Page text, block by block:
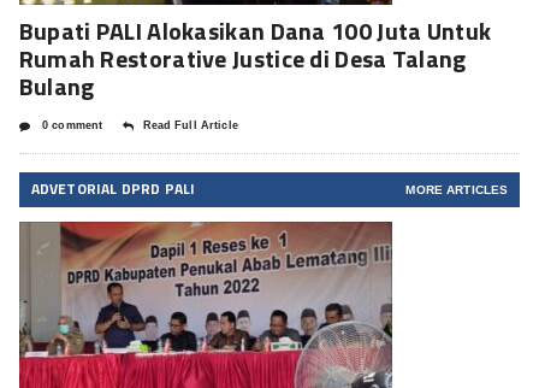
Bupati PALI Alokasikan Dana 100 Juta Untuk
Rumah Restorative Justice di Desa Talang
Bulang
0 comment Read Full Article
ADVETORIAL DPRD PALI MORE ARTICLES